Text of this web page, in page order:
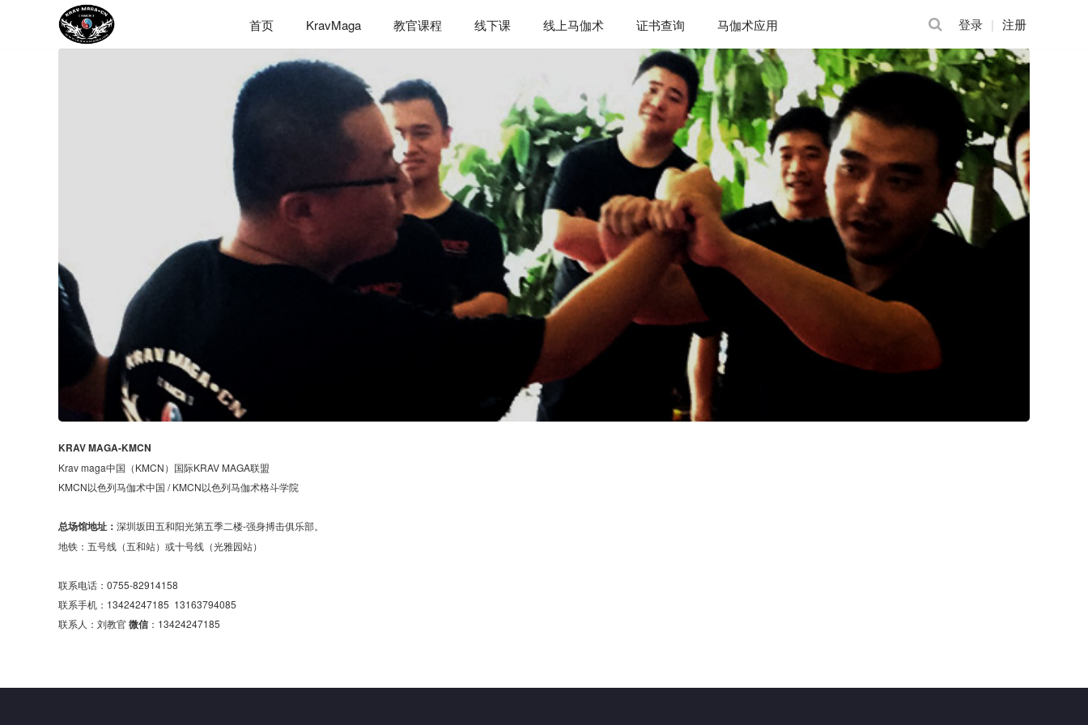
首页 KravMaga 教官课程 线下课 线上马伽术 证书查询 马伽术应用 登录 注册
KRAV MAGA-KMCN
Krav maga中国（KMCN）国际KRAV MAGA联盟
KMCN以色列马伽术中国 / KMCN以色列马伽术格斗学院
总场馆地址： 深圳坂田五和阳光第五季二楼-强身搏击俱乐部。
地铁：五号线（五和站）或十号线（光雅园站）
联系电话：0755-82914158
联系手机：13424247185 13163794085
联系人：刘教官 微信：13424247185